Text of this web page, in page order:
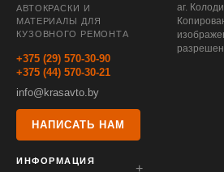
АВТОКРАСКИ И
МАТЕРИАЛЫ ДЛЯ
КУЗОВНОГО РЕМОНТА
+375 (29) 570-30-90
+375 (44) 570-30-21
info@krasavto.by
НАПИСАТЬ НАМ
ИНФОРМАЦИЯ
аг.